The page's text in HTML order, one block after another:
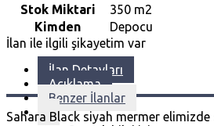
Stok Miktari
350 m2
Kimden
Depocu
İlan ile ilgili şikayetim var
İlan Detayları
Açıklama
Benzer İlanlar
Sahara Black siyah mermer elimizde